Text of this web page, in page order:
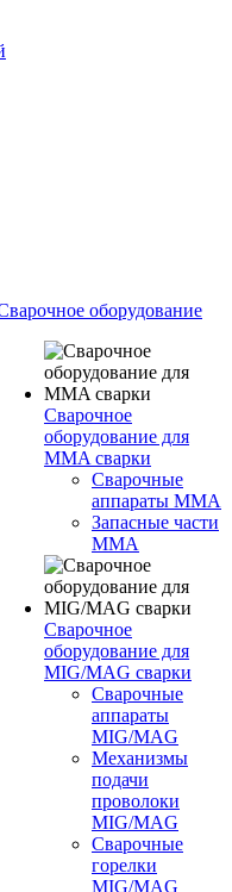
оборудование
Сварочное
оборудование для
MMA сварки
Сварочные
аппараты MMA
Запасные части
MMA
Сварочное
оборудование для
MIG/MAG сварки
Сварочные
аппараты
MIG/MAG
Механизмы
подачи
проволоки
MIG/MAG
Сварочные
горелки
MIG/MAG